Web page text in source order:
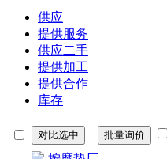
供应
提供服务
供应二手
提供加工
提供合作
库存